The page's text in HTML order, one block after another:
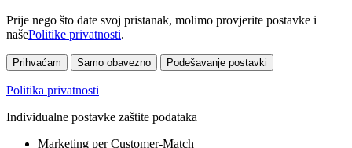
Prije nego što date svoj pristanak, molimo provjerite postavke i
našePolitike privatnosti.
Prihvaćam Samo obavezno Podešavanje postavki
Politika privatnosti
Individualne postavke zaštite podataka
Marketing per Customer-Match